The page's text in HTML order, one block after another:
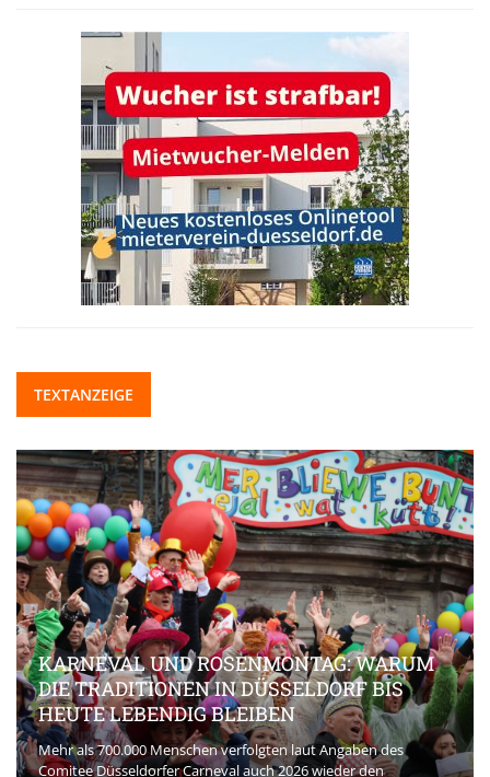
TEXTANZEIGE
KARNEVAL UND ROSENMONTAG: WARUM
DIE TRADITIONEN IN DÜSSELDORF BIS
HEUTE LEBENDIG BLEIBEN
Mehr als 700.000 Menschen verfolgten laut Angaben des
Comitee Düsseldorfer Carneval auch 2026 wieder den